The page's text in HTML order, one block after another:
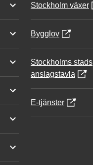
Stockholm växer
Bygglov
Stockholms stads
anslagstavla
E-tjänster